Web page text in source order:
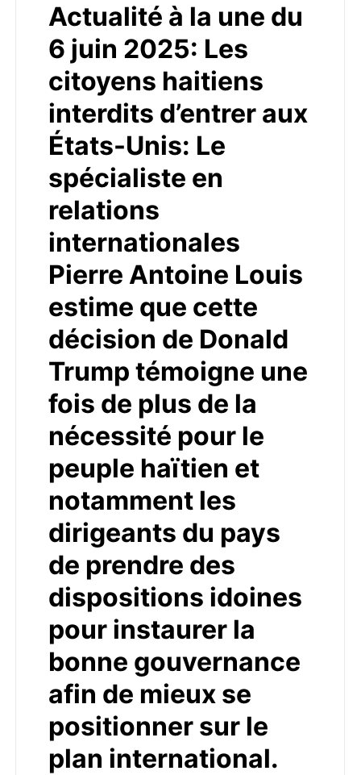
Actualité à la une du
6 juin 2025: Les
citoyens haitiens
interdits d’entrer aux
États-Unis: Le
spécialiste en
relations
internationales
Pierre Antoine Louis
estime que cette
décision de Donald
Trump témoigne une
fois de plus de la
nécessité pour le
peuple haïtien et
notamment les
dirigeants du pays
de prendre des
dispositions idoines
pour instaurer la
bonne gouvernance
afin de mieux se
positionner sur le
plan international.